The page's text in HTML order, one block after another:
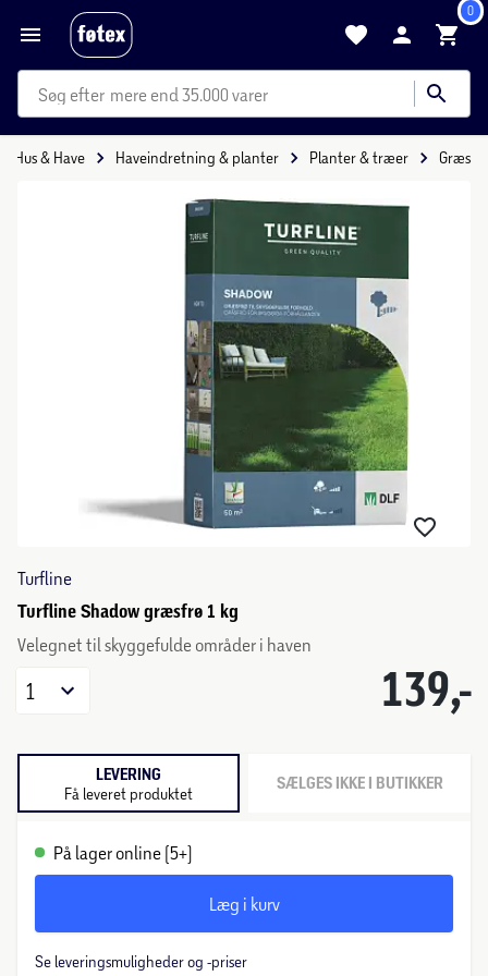
0
mere end 35.000 varer
Hus & Have Haveindretning & planter Planter & træer Græs
Turfline
Turfline Shadow græsfrø 1 kg
Velegnet til skyggefulde områder i haven
139,-
1
LEVERING
Få leveret produktet SÆLGES IKKE I BUTIKKER
På lager online (5+)
Læg i kurv
Se leveringsmuligheder og -priser